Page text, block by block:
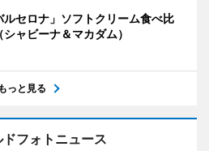
ルセロナ」ソフトクリーム食べ比
ャビーナ＆マカダム）
もっと見る
ドフォトニュース